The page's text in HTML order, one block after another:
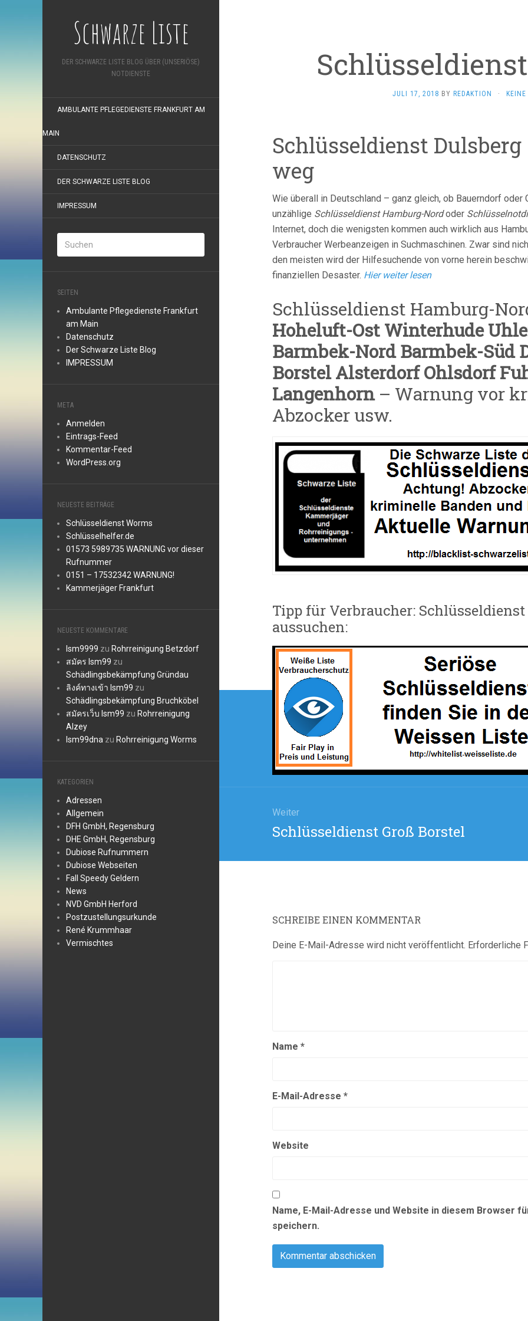
Schwarze Liste
DER SCHWARZE LISTE BLOG ÜBER (UNSERIÖSE)
NOTDIENSTE
AMBULANTE PFLEGEDIENSTE FRANKFURT AM
MAIN
DATENSCHUTZ
DER SCHWARZE LISTE BLOG
IMPRESSUM
SEITEN
Ambulante Pflegedienste Frankfurt
am Main
Datenschutz
Der Schwarze Liste Blog
IMPRESSUM
META
Anmelden
Eintrags-Feed
Kommentar-Feed
WordPress.org
NEUESTE BEITRÄGE
Schlüsseldienst Worms
Schlüsselhelfer.de
01573 5989735 WARNUNG vor dieser
Rufnummer
0151 – 17532342 WARNUNG!
Kammerjäger Frankfurt
NEUESTE KOMMENTARE
lsm9999 zu Rohrreinigung Betzdorf
สมัคร lsm99 zu
Schädlingsbekämpfung Gründau
ลิงค์ทางเข้า lsm99 zu
Schädlingsbekämpfung Bruchköbel
สมัครเว็บ lsm99 zu Rohrreinigung
Alzey
lsm99dna zu Rohrreinigung Worms
KATEGORIEN
Adressen
Allgemein
DFH GmbH, Regensburg
DHE GmbH, Regensburg
Dubiose Rufnummern
Dubiose Webseiten
Fall Speedy Geldern
News
NVD GmbH Herford
Postzustellungsurkunde
René Krummhaar
Vermischtes
JULI 17, 2018 BY REDAKTION ·
Schlüsseldienst
weg
Wie überall in Deutschland – ganz gleich, ob Bauerndorf
unzählige Schlüsseldienst Hamburg-Nordoder
Internet, doch die wenigsten kommen auch wirklich aus
Verbraucher Werbeanzeigen in Suchmaschinen. Zwar sind
den meisten wird der Hilfesuchende von vorne herein
finanziellen Desaster. Hier weiter lesen
Schlüsseldienst Hamburg-
Hoheluft-Ost Winterhude
Barmbek-Nord Barmbek-Süd
Borstel Alsterdorf Ohlsdorf
Langenhorn – Warnung vor
Abzocker usw.
Tipp für Verbraucher:
aussuchen:
Beitragsnavigation
Weiter
Nächster
Schlüsseldienst Groß Borstel
SCHREIBE EINEN KOMMENTAR
Deine E-Mail-Adresse wird nicht veröffentlicht. Erforderliche
Name *
E-Mail-Adresse *
Website
Name, E-Mail-Adresse und Website in diesem Browser
speichern.